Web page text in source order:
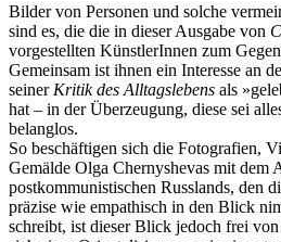
Bilder von Personen und solche
sind es, die die in dieser Ausgabe von
vorgestellten KünstlerInnen zum
Gemeinsam ist ihnen ein Interesse an
seiner Kritik des Alltagslebens als
hat – in der Überzeugung, diese sei
belanglos.
So beschäftigen sich die Fotografien,
Gemälde Olga Chernyshevas mit dem
postkommunistischen Russlands, den
präzise wie empathisch in den Blick
schreibt, ist dieser Blick jedoch frei